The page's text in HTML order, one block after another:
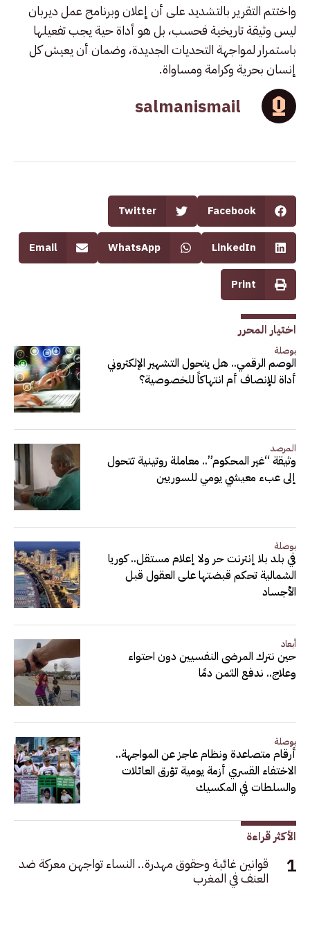
واختتم التقرير بالتشديد على أن إعلان وبرنامج عمل ديربان
ليس وثيقة تاريخية فحسب، بل هو أداة حية يجب تفعيلها
باستمرار لمواجهة التحديات الجديدة، وضمان أن يعيش كل
إنسان بحرية وكرامة ومساواة.
salmanismail
Facebook
Twitter
LinkedIn
WhatsApp
Email
Print
اختيار المحرر
بوصلة
الوصم الرقمي.. هل يتحول التشهير الإلكتروني
أداة للإنصاف أم انتهاكاً للخصوصية؟
المرصد
وثيقة “غير المحكوم”.. معاملة روتينية تتحول
إلى عبء معيشي يومي للسوريين
بوصلة
في بلد بلا إنترنت حر ولا إعلام مستقل.. كوريا
الشمالية تحكم قبضتها على العقول قبل
الأجساد
أبعاد
حين نترك المرضى النفسيين دون احتواء
وعلاج.. ندفع الثمن دمًا
بوصلة
أرقام متصاعدة ونظام عاجز عن المواجهة..
الاختفاء القسري أزمة يومية تؤرق العائلات
والسلطات في المكسيك
الأكثر قراءة
قوانين غائبة وحقوق مهدرة.. النساء تواجهن معركة ضد
العنف في المغرب